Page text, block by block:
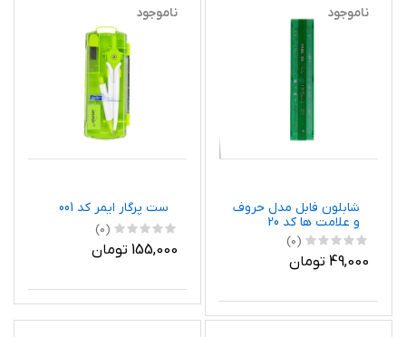
ناموجود
شابلون فابل مدل حروف
و علامت ها کد 20
(0)
49,000 تومان
ناموجود
ست پرگار ایمر کد 001
(0)
155,000 تومان